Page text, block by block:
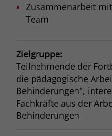
Zusammenarbeit
Team
Zielgruppe:
Teilnehmende der
die pädagogische
Behinderungen",
Fachkräfte aus der
Behinderungen